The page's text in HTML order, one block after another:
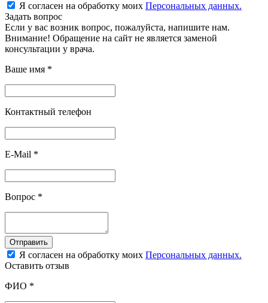
Я согласен на обработку моих Персональных данных.
Задать вопрос
Если у вас возник вопрос, пожалуйста, напишите нам.
Внимание! Обращение на сайт не является заменой
консультации у врача.
Ваше имя *
Контактный телефон
E-Mail *
Вопрос *
Отправить
Я согласен на обработку моих Персональных данных.
Оставить отзыв
ФИО *